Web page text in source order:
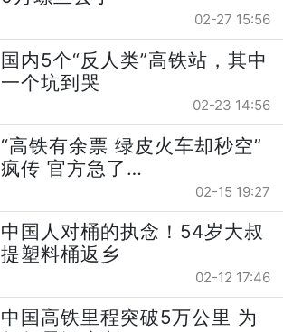
02-27 15:56
国内5个“反人类”高铁站，其中
一个坑到哭
02-23 14:56
“高铁有余票 绿皮火车却秒空”
疯传 官方急了…
02-15 19:27
中国人对桶的执念！54岁大叔
提塑料桶返乡
02-12 17:46
中国高铁里程突破5万公里 为